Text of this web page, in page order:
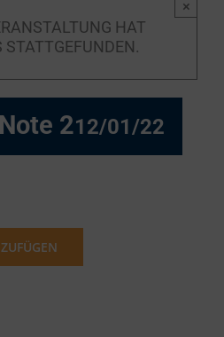
HAT
STATTGEFUNDEN.
×
212/01/22